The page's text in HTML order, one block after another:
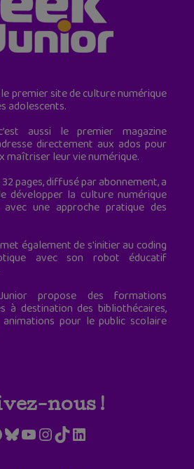
premier site de culture numérique
adolescents.
aussi le premier magazine
directement aux ados pour
maîtriser leur vie numérique.
pages, diffusé par abonnement, a
développer la culture numérique
une approche pratique des
également de s'initier au coding
avec son robot éducatif
propose des formations
à destination des bibliothécaires,
pour le public scolaire
nous !
Bluesky
YouTube
Instagram
TikTokLinkedIn